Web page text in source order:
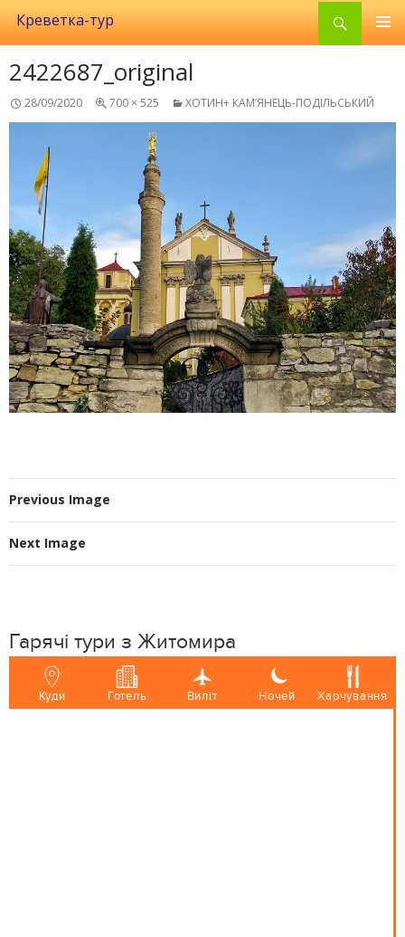
Креветка-тур
Search
CONTENT
2422687_original
28/09/2020 700 × 525 ХОТИН+ КАМ’ЯНЕЦЬ-ПОДІЛЬСЬКИЙ
Previous Image
Next Image
Гарячі тури з Житомира
Куди Готель Виліт Ночей Харчування